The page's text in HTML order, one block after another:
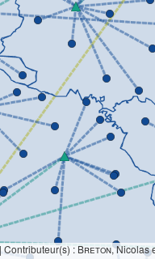
| Contributeur(s) : Breton, Nicolas